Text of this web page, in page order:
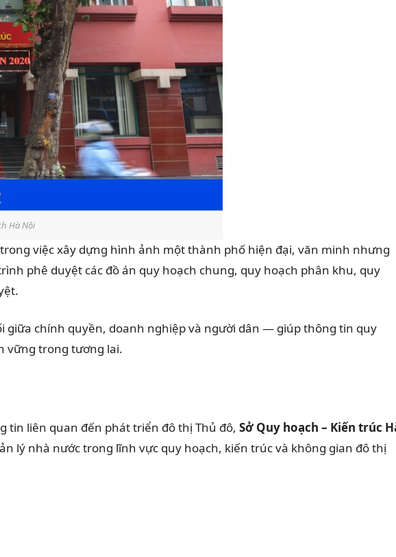
Hà Nội
việc xây dựng hình ảnh một thành phố hiện đại, văn minh nhưng
phê duyệt các đồ án quy hoạch chung, quy hoạch phân khu, quy
giữa chính quyền, doanh nghiệp và người dân — giúp thông tin quy
vững trong tương lai.
tin liên quan đến phát triển đô thị Thủ đô, Sở Quy hoạch – Kiến trúc
lý nhà nước trong lĩnh vực quy hoạch, kiến trúc và không gian đô thị